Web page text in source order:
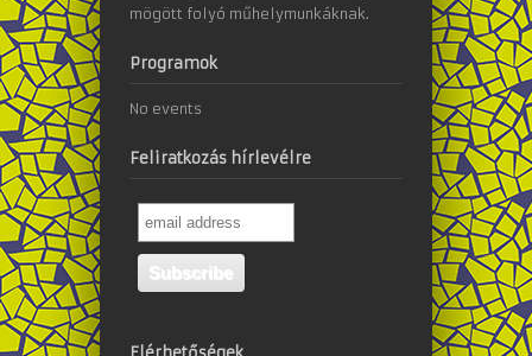
mögött folyó műhelymunkáknak.
Programok
No events
Feliratkozás hírlevélre